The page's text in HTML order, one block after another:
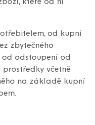
od kupní
zbytečného
odstoupení od
prostředky včetně
na základě kupní